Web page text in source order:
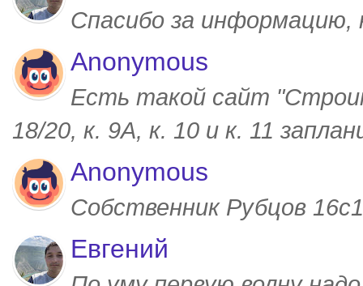
Спасибо за
Anonymous
Есть такой сайт
18/20, к. 9А, к. 10 и к. 11
Anonymous
Собственник Рубцов
Евгений